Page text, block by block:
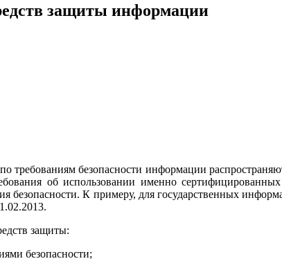
защиты информации
безопасности информации
об использовании именно сертифицированных
безопасности. К примеру, для государственных
защиты:
безопасности;